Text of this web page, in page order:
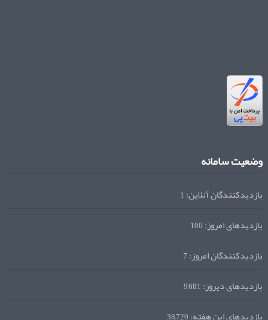
وضعیت سامانه
بازدیدکنندگان آنلاین:1
بازدیدهای امروز:100
بازدیدکنندگان امروز:7
بازدیدهای دیروز:9,681
بازدیدهای این هفته:38,720